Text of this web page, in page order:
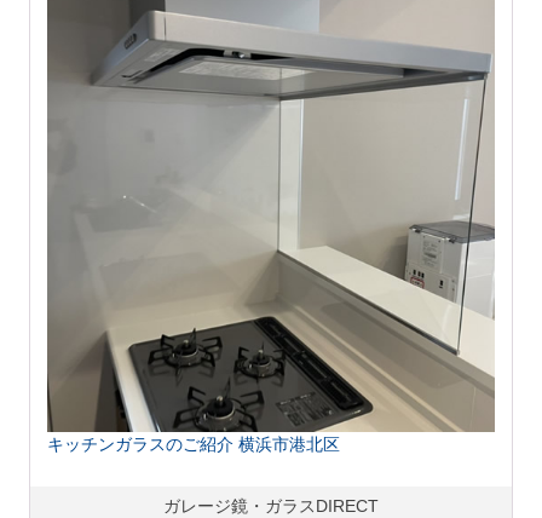
キッチンガラスのご紹介 横浜市港北区
ガレージ鏡・ガラスDIRECT